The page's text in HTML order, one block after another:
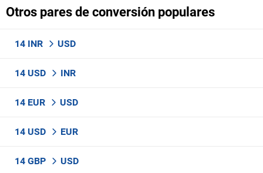
Otros pares de conversión populares
14 INR USD
14 USD INR
14 EUR USD
14 USD EUR
14 GBP USD